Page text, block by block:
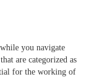
you navigate
are categorized as
for the working of